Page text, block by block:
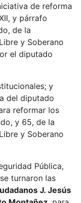
de reforma
y párrafo
de la
y Soberano
el diputado
y
del diputado
reformar los
y 65, de la
y Soberano
Pública,
turnaron las
J. Jesús